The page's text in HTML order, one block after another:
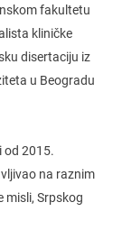
fakultetu
kliničke
disertaciju iz
u Beogradu
od 2015.
na raznim
misli, Srpskog